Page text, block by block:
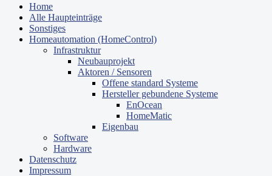
Home
Alle Haupteinträge
Sonstiges
Homeautomation (HomeControl)
Infrastruktur
Neubauprojekt
Aktoren / Sensoren
Offene standard Systeme
Hersteller gebundene Systeme
EnOcean
HomeMatic
Eigenbau
Software
Hardware
Datenschutz
Impressum